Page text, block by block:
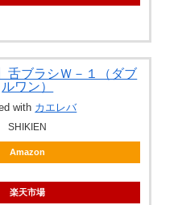
舌ブラシＷ－１（ダブ
ルワン）
with カエレバ
SHIKIEN
Amazon
楽天市場